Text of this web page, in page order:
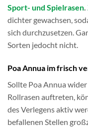
Sport- und Spielrasen.
dichter gewachsen,
sich durchzusetzen.
Sorten jedocht nicht.
Poa Annua im frisch
Sollte Poa Annua
Rollrasen auftreten,
des Verlegens aktiv
befallenen Stellen